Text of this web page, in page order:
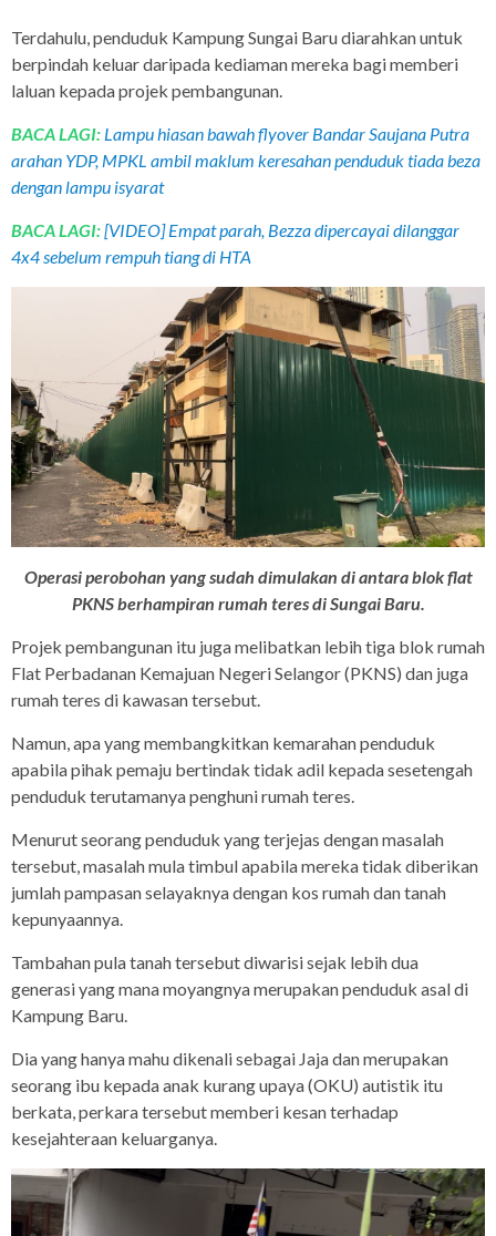
Terdahulu, penduduk Kampung Sungai Baru diarahkan untuk
berpindah keluar daripada kediaman mereka bagi memberi
laluan kepada projek pembangunan.
BACA LAGI: Lampu hiasan bawah flyover Bandar Saujana Putra
arahan YDP, MPKL ambil maklum keresahan penduduk tiada beza
dengan lampu isyarat
BACA LAGI:[VIDEO] Empat parah, Bezza dipercayai dilanggar
4x4 sebelum rempuh tiang di HTA
Operasi perobohan yang sudah dimulakan di antara blok flat
PKNS berhampiran rumah teres di Sungai Baru.
Projek pembangunan itu juga melibatkan lebih tiga blok rumah
Flat Perbadanan Kemajuan Negeri Selangor (PKNS) dan juga
rumah teres di kawasan tersebut.
Namun, apa yang membangkitkan kemarahan penduduk
apabila pihak pemaju bertindak tidak adil kepada sesetengah
penduduk terutamanya penghuni rumah teres.
Menurut seorang penduduk yang terjejas dengan masalah
tersebut, masalah mula timbul apabila mereka tidak diberikan
jumlah pampasan selayaknya dengan kos rumah dan tanah
kepunyaannya.
Tambahan pula tanah tersebut diwarisi sejak lebih dua
generasi yang mana moyangnya merupakan penduduk asal di
Kampung Baru.
Dia yang hanya mahu dikenali sebagai Jaja dan merupakan
seorang ibu kepada anak kurang upaya (OKU) autistik itu
berkata, perkara tersebut memberi kesan terhadap
kesejahteraan keluarganya.